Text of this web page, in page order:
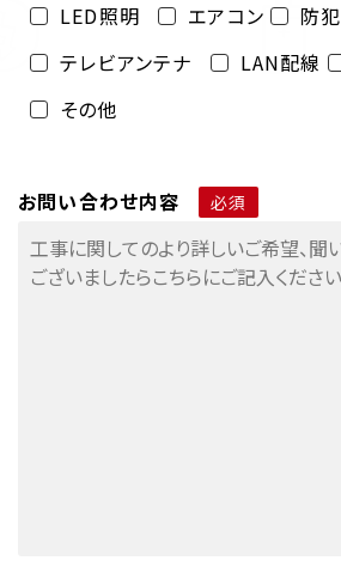
LED照明
エアコン
防犯
テレビアンテナ
LAN配線
その他
お問い合わせ内容